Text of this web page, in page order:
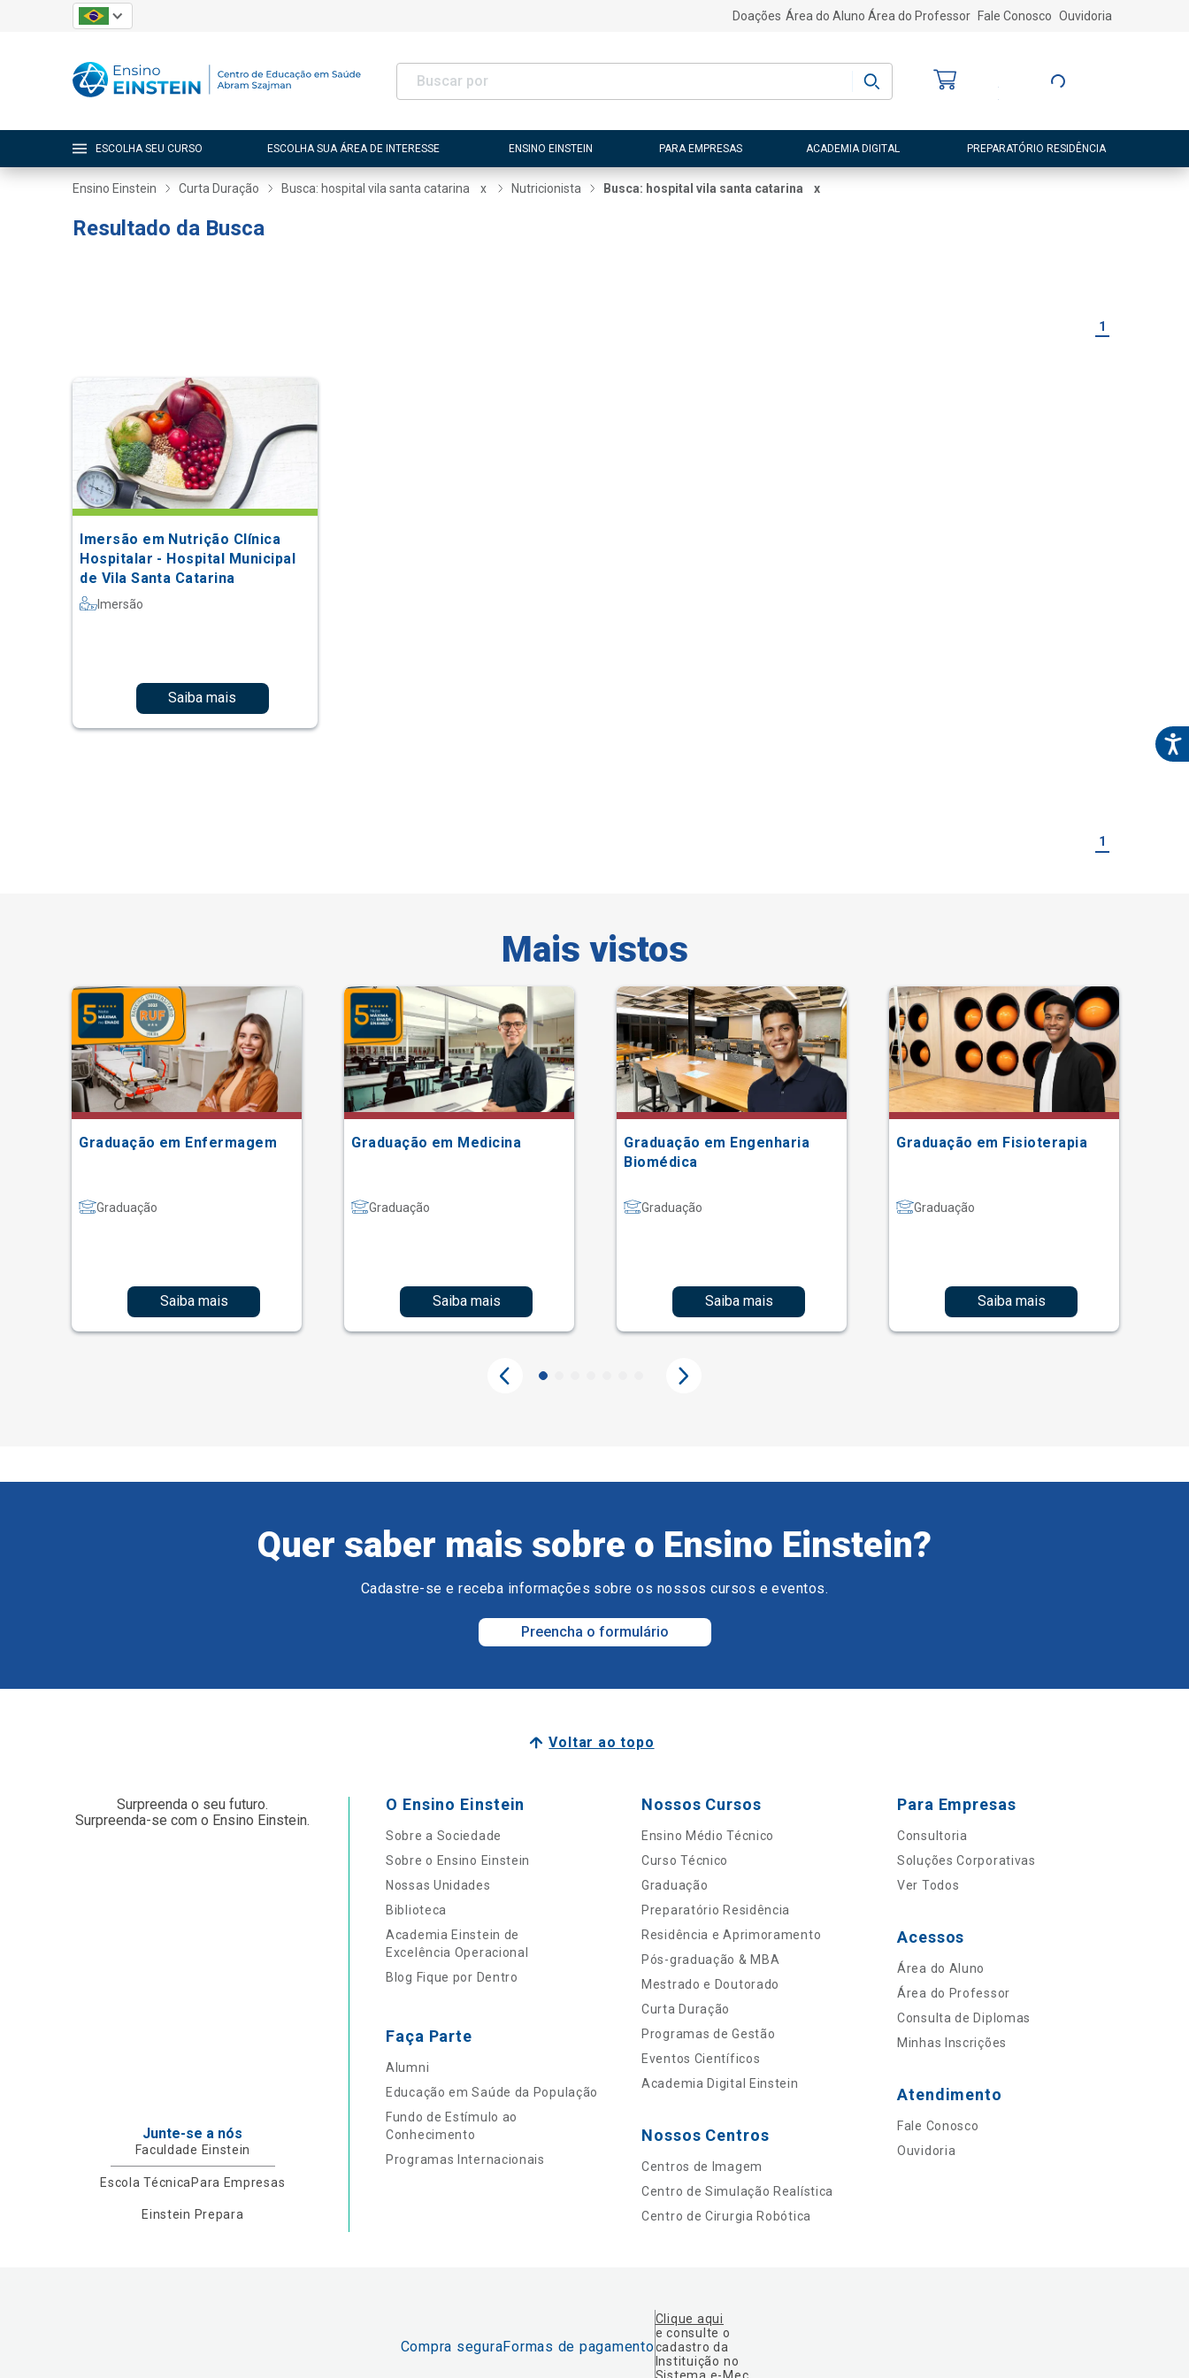
Doações Área do Aluno Área do Professor Fale Conosco Ouvidoria
Entre ou Cadastre-
ESCOLHA SEU CURSO ESCOLHA SUA ÁREA DE INTERESSE ENSINO EINSTEIN PARA EMPRESAS ACADEMIA DIGITAL PREPARATÓRIO RESIDÊNCIA
Ensino Einstein Curta Duração Busca: hospital vila santa catarina x Nutricionista Busca: hospital vila santa catarina x
Resultado da Busca
1
Imersão em Nutrição Clínica
Hospitalar - Hospital Municipal
de Vila Santa Catarina
Imersão
Saiba mais
1
Mais vistos
Graduação em Enfermagem
Graduação
Saiba mais
Graduação em Medicina
Graduação
Saiba mais
Graduação em Engenharia
Biomédica
Graduação
Saiba mais
Graduação em Fisioterapia
Graduação
Saiba mais
Quer saber mais sobre o Ensino Einstein?
Cadastre-se e receba informações sobre os nossos cursos e eventos.
Preencha o formulário
Voltar ao topo
Surpreenda o seu futuro.
Surpreenda-se com o Ensino Einstein.
Junte-se a nós
Faculdade Einstein
Escola Técnica Para Empresas
Einstein Prepara
O Ensino Einstein
Sobre a Sociedade
Sobre o Ensino Einstein
Nossas Unidades
Biblioteca
Academia Einstein de
Excelência Operacional
Blog Fique por Dentro
Faça Parte
Alumni
Educação em Saúde da População
Fundo de Estímulo ao
Conhecimento
Programas Internacionais
Nossos Cursos
Ensino Médio Técnico
Curso Técnico
Graduação
Preparatório Residência
Residência e Aprimoramento
Pós-graduação & MBA
Mestrado e Doutorado
Curta Duração
Programas de Gestão
Eventos Científicos
Academia Digital Einstein
Nossos Centros
Centros de Imagem
Centro de Simulação Realística
Centro de Cirurgia Robótica
Para Empresas
Consultoria
Soluções Corporativas
Ver Todos
Acessos
Área do Aluno
Área do Professor
Consulta de Diplomas
Minhas Inscrições
Atendimento
Fale Conosco
Ouvidoria
Compra seguraFormas de pagamento
Clique aqui
e consulte o
cadastro da
Instituição no